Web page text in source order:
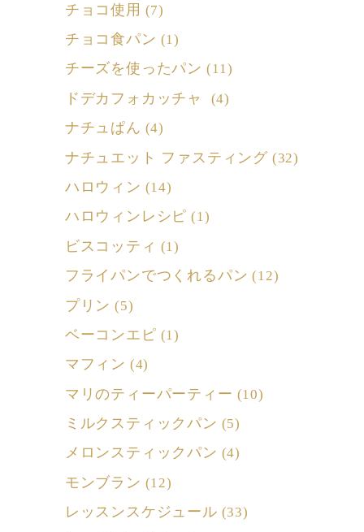
チョコ使用 (7)
チョコ食パン (1)
チーズを使ったパン (11)
ドデカフォカッチャ (4)
ナチュぱん (4)
ナチュエット ファスティング (32)
ハロウィン (14)
ハロウィンレシピ (1)
ビスコッティ (1)
フライパンでつくれるパン (12)
プリン (5)
ベーコンエピ (1)
マフィン (4)
マリのティーパーティー (10)
ミルクスティックパン (5)
メロンスティックパン (4)
モンブラン (12)
レッスンスケジュール (33)